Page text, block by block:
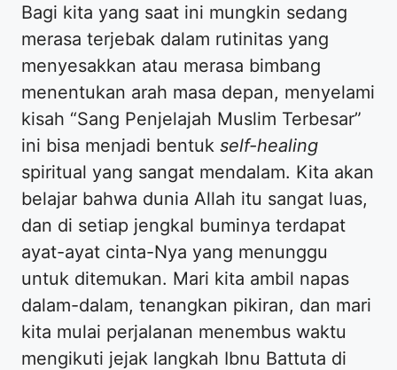
Bagi kita yang saat ini mungkin sedang
merasa terjebak dalam rutinitas yang
menyesakkan atau merasa bimbang
menentukan arah masa depan, menyelami
kisah “Sang Penjelajah Muslim Terbesar”
ini bisa menjadi bentuk self-healing
spiritual yang sangat mendalam. Kita akan
belajar bahwa dunia Allah itu sangat luas,
dan di setiap jengkal buminya terdapat
ayat-ayat cinta-Nya yang menunggu
untuk ditemukan. Mari kita ambil napas
dalam-dalam, tenangkan pikiran, dan mari
kita mulai perjalanan menembus waktu
mengikuti jejak langkah Ibnu Battuta di